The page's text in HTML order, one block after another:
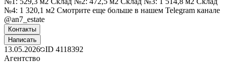
№4: 1 320,1 м2 Смотрите еще больше в нашем Telegram канале
@an7_estate
Контакты
Написать
13.05.2026 ID 4118392
Агентство